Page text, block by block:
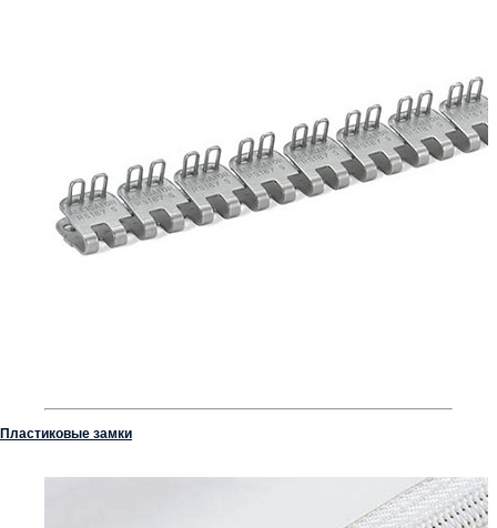
Пластиковые замки